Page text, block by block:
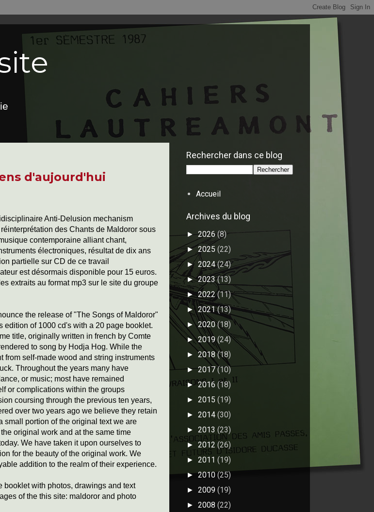
d'aujourd'hui
Anti-Delusion mechanism
des Chants de Maldoror sous
contemporaine alliant chant,
électroniques, résultat de dix ans
partielle sur CD de ce travail
est désormais disponible pour 15 euros.
extraits au format mp3 sur le site du groupe
the release of "The Songs of Maldoror"
of 1000 cd's with a 20 page booklet.
title, originally written in french by Comte
to song by Hodja Hog. While the
from self-made wood and string instruments
Throughout the years many have
or music; most have remained
or complications within the groups
coursing through the previous ten years,
over two years ago we believe they retain
portion of the original text we are
original work and at the same time
We have taken it upon ourselves to
for the beauty of the original work. We
addition to the realm of their experience.
with photos, drawings and text
of the this site: maldoror and photo
Rechercher dans ce blog
Accueil
Archives du blog
►2026(8)
►2025 (22)
► 2024(24)
►2023(13)
►2022(11)
►2021(13)
►2020(18)
►2019(24)
► 2018(18)
►2017(10)
►2016 (18)
► 2015 (19)
► 2014 (30)
► 2013 (23)
► 2012 (26)
► 2011 (19)
►2010 (25)
► 2009 (19)
► 2008 (22)